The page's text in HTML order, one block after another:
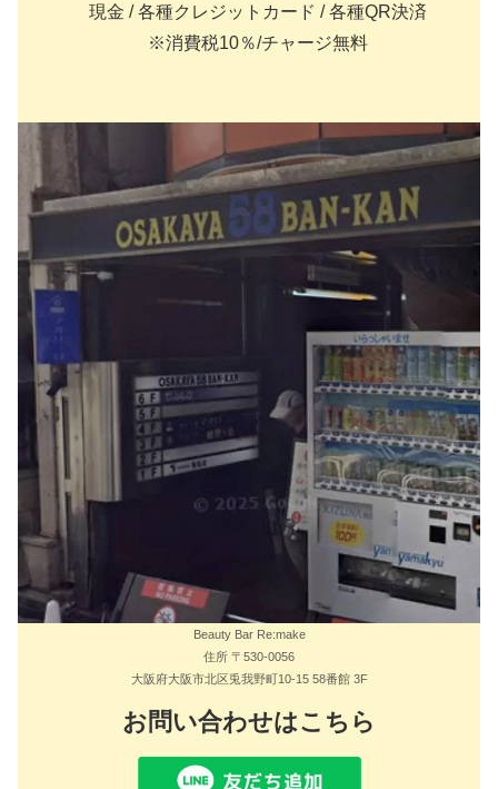
現金 / 各種クレジットカード / 各種QR決済
※消費税10％/チャージ無料
Beauty Bar Re:make
住所 〒530-0056
大阪府大阪市北区兎我野町10-15 58番館 3F
お問い合わせはこちら